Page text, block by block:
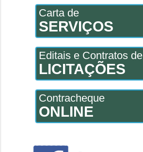
Carta de
SERVIÇOS
Editais e Contratos de
LICITAÇÕES
Contracheque
ONLINE